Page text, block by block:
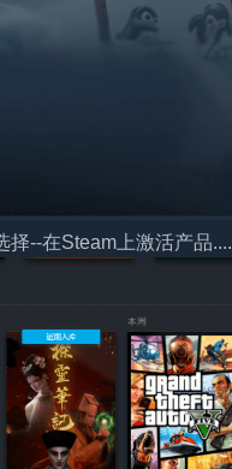
--在Steam上激活产品....